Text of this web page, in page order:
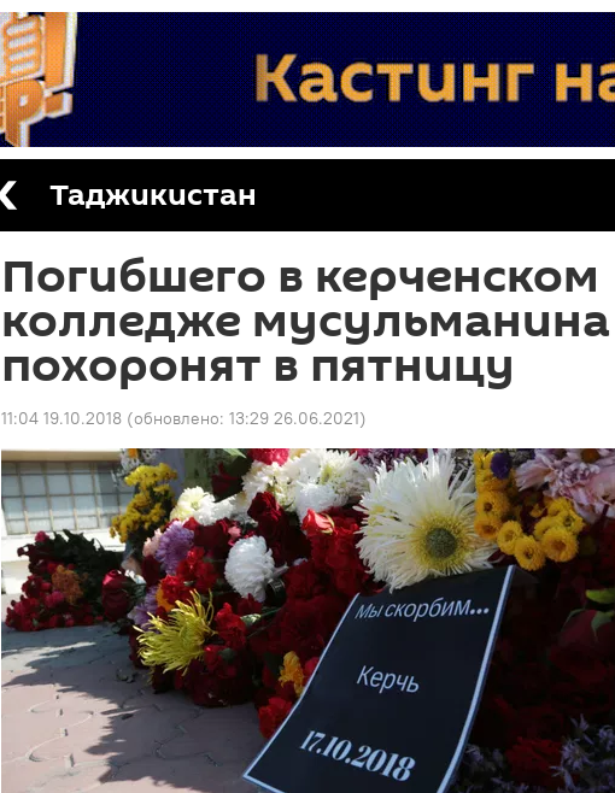
Таджикистан
Погибшего в керченском
колледже мусульманина
похоронят в пятницу
11:04 19.10.2018 (обновлено: 13:29 26.06.2021)